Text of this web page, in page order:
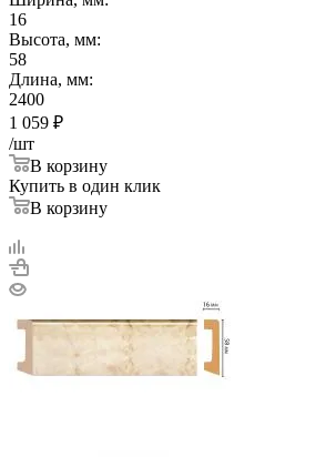
16
Высота, мм:
58
Длина, мм:
2400
1 059 ₽
/шт
В корзину
Купить в один клик
В корзину